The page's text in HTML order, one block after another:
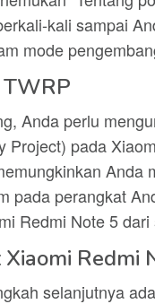
kali sampai
mode
Anda perlu
Project) pada
Anda
pada perangkat
Redmi Note 5
Redmi
selanjutnya